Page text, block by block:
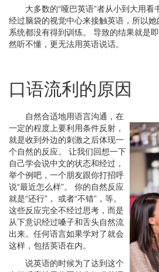
大多数的“哑巴英语”者从小到大用看
经过脑袋的视觉中心来接触英语，所以
系统都没有得到训练。 导致的结果就是
然听不懂，更无法用英语说话。
口语流利的原因
自然合适地用语言沟通，在
一定的程度上要利用条件反射，
就是收到外边的刺激之后体现一
个自然的反应。 让我们回想一下
自己学会说中文的状态和经过，
举个例吧，一个朋友跟你打招呼
说“最近怎么样”。 你的自然反应
就是“还行”， 或者“不错”，等。
这些反应完全不经过思考，而是
从下意识经过嗓子和舌头自然流
出来。任何语言如果学对了就会
这样，包括英语在内。
说英语的时候为了达到这个